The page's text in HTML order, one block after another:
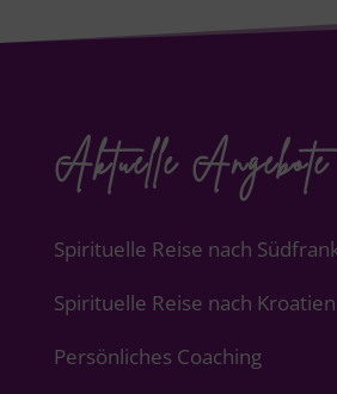
Aktuelle Angebote
Spirituelle Reise nach
Spirituelle Reise nach Kroatien
Persönliches Coaching